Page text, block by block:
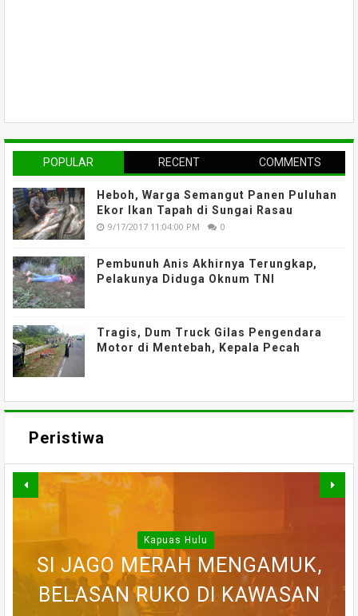
POPULAR RECENT COMMENTS
Heboh, Warga Semangut Panen Puluhan
Ekor Ikan Tapah di Sungai Rasau
9/17/2017 11:04:00 PM 0
Pembunuh Anis Akhirnya Terungkap,
Pelakunya Diduga Oknum TNI
Tragis, Dum Truck Gilas Pengendara
Motor di Mentebah, Kepala Pecah
Peristiwa
WARGA DESA SEI AJUNG YANG
DILAPORKAN HILANG SAAT
Kapuas Hulu
SI JAGO MERAH MENGAMUK,
BELASAN RUKO DI KAWASAN
PEDULI KORBAN KEBAKARAN,
BELASAN TOKO PAKAIAN DI
SEMPAT SEKARAT, H AKHIRNYA